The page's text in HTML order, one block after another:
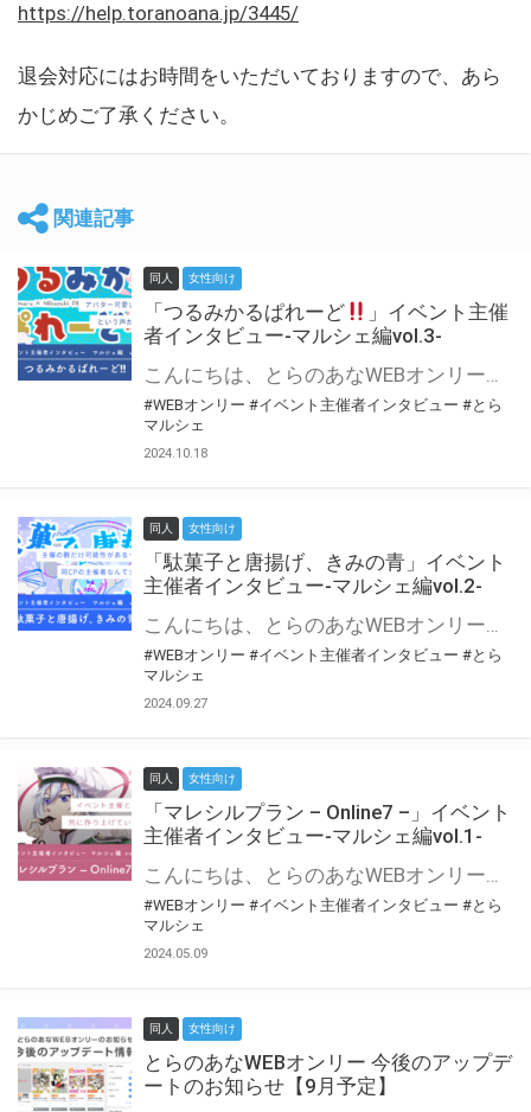
https://help.toranoana.jp/3445/
退会対応にはお時間をいただいておりますので、あら
かじめご了承ください。
関連記事
同人 女性向け
「つるみかるぱれーど
」イベント主催
者インタビュー-マルシェ編vol.3-
こんにちは、とらのあなWEBオンリー運営スタッフです。 新たにお届けする、イベント主催者インタビュー-マルシェ編-は、 とらのあなWEBオンリー「マルシェ」をご利用した主催様に 「マルシェ」を使って開催した感想や心がけをお聞きする企画です。 今回は、WEBオンリー初開催「つるみかるぱれーど
#WEBオンリー #イベント主催者インタビュー #とら
マルシェ
2024.10.18
同人 女性向け
「駄菓子と唐揚げ、きみの青」イベント
主催者インタビュー-マルシェ編vol.2-
こんにちは、とらのあなWEBオンリー運営スタッフです。 新たにお届けする、イベント主催者インタビュー-マルシェ編-は、 とらのあなWEBオンリー「マルシェ」をご利用の主催様に 「マルシェ」を使ってイベントを開催した感想や心がけをお聞きする企画です。 今回は、WEBオンリー初開催「駄菓子と唐揚げ、きみの青」より、 主催のぎこ六屋様にお話を伺いました。 協力：ぎこ六屋様／イベント公式Twitter（@krkgwks） とらのあなWEBオンリー「マルシェ」とは？ WEBオンリーでリアルタイムでコミュニケーションがとれるオンライン会場です。
#WEBオンリー #イベント主催者インタビュー #とら
マルシェ
2024.09.27
同人 女性向け
「マレシルプラン – Online7 –」イベント
主催者インタビュー-マルシェ編vol.1-
こんにちは、とらのあなWEBオンリー運営スタッフです。 新たにお届けする、イベント主催者インタビュー-マルシェ編-は、 とらのあなWEBオンリー「マルシェ」をご利用した主催様に 「マルシェ」を使って開催した感想や心がけをお聞きする企画です。 今回は、WEBオンリー開催7回目迎えた「マレシルプラン – Online7 –」より、 主催の玉川うた様にお話を伺いました。 ▼マレシルプランのインタビュー前回記事 「イベント主催者インタビュー vol.6」はこちら 協力：玉川うた様（マレシルプラン実行委員会 代表）／イベント公式Twitter（@mallesil_plan） とらのあなWEBオンリー「マルシェ」とは？ WEBオンリーでリアルタイムでコミュニケーションがとれるオンライン会場です。
#WEBオンリー #イベント主催者インタビュー #とら
マルシェ
2024.05.09
同人 女性向け
とらのあなWEBオンリー 今後のアップデ
ートのお知らせ【9月予定】